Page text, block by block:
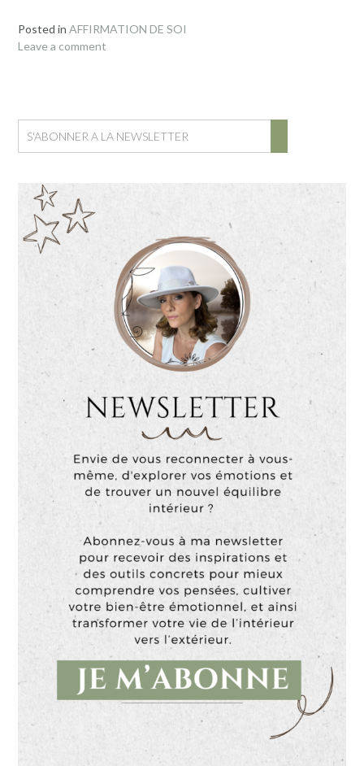
Posted in AFFIRMATION DE SOI
Leave a comment